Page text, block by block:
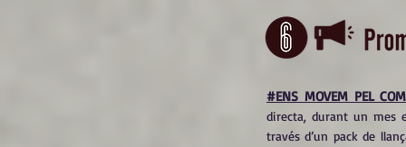
#ENS MOVEM PEL
directa, durant un mes
través d’un pack de